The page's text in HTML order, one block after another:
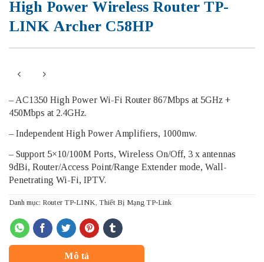
High Power Wireless Router TP-
LINK Archer C58HP
– AC1350 High Power Wi-Fi Router 867Mbps at 5GHz +
450Mbps at 2.4GHz.
– Independent High Power Amplifiers, 1000mw.
– Support 5×10/100M Ports, Wireless On/Off, 3 x antennas
9dBi, Router/Access Point/Range Extender mode, Wall-
Penetrating Wi-Fi, IPTV.
Danh mục: Router TP-LINK, Thiết Bị Mạng TP-Link
Mô tả